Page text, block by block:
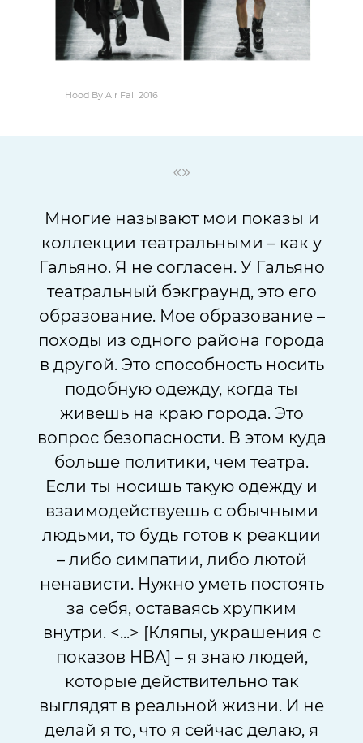
Hood By Air Fall 2016
«»
Многие называют мои показы и
коллекции театральными – как у
Гальяно. Я не согласен. У Гальяно
театральный бэкграунд, это его
образование. Мое образование –
походы из одного района города
в другой. Это способность носить
подобную одежду, когда ты
живешь на краю города. Это
вопрос безопасности. В этом куда
больше политики, чем театра.
Если ты носишь такую одежду и
взаимодействуешь с обычными
людьми, то будь готов к реакции
– либо симпатии, либо лютой
ненависти. Нужно уметь постоять
за себя, оставаясь хрупким
внутри. <...> [Кляпы, украшения с
показов HBA] – я знаю людей,
которые действительно так
выглядят в реальной жизни. И не
делай я то, что я сейчас делаю, я